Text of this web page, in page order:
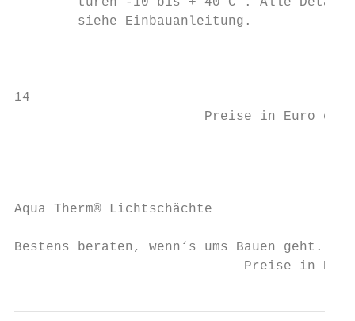
siehe Einbauanleitung.
14
Preise in Euro
Aqua Therm® Lichtschächte
Bestens beraten, wenn‘s ums
Preise in